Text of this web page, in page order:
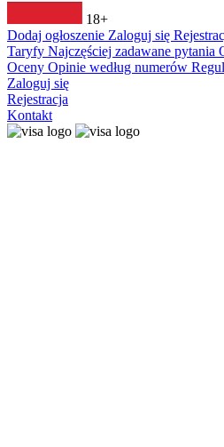
18+
Dodaj ogłoszenie Zaloguj się
Taryfy Najczęściej zadawane pytania
Oceny Opinie według numerów
Zaloguj się
Rejestracja
Kontakt